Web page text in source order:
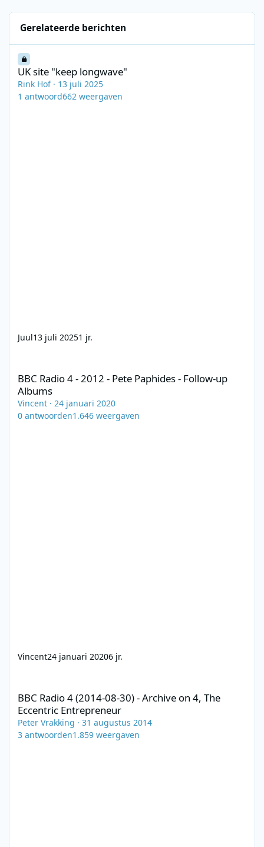
Gerelateerde berichten
UK site "keep longwave"
Rink Hof· 13 juli 2025
1 antwoord662 weergaven
Juul13 juli 20251 jr.
BBC Radio 4 - 2012 - Pete Paphides - Follow-up
Albums
Vincent · 24 januari 2020
0 antwoorden1.646 weergaven
Vincent24 januari 20206 jr.
BBC Radio 4 (2014-08-30) - Archive on 4, The
Eccentric Entrepreneur
Peter Vrakking · 31 augustus 2014
3 antwoorden1.859 weergaven